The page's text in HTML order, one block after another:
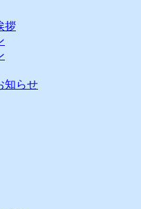
拶
知らせ